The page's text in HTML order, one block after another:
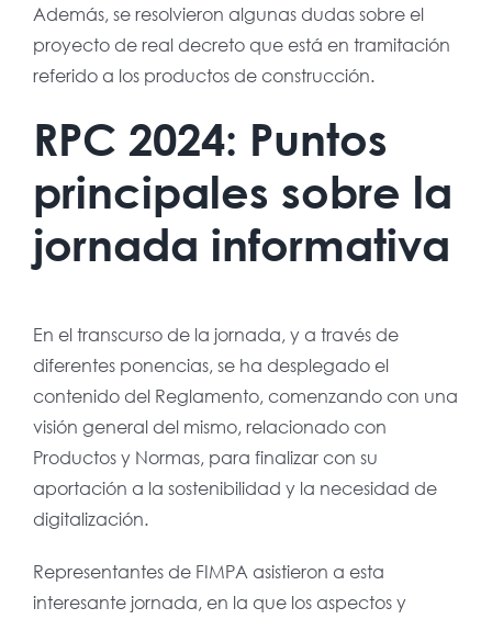
Además, se resolvieron algunas dudas sobre el
proyecto de real decreto que está en tramitación
referido a los productos de construcción.
RPC 2024: Puntos
principales sobre la
jornada informativa
En el transcurso de la jornada, y a través de
diferentes ponencias, se ha desplegado el
contenido del Reglamento, comenzando con una
visión general del mismo, relacionado con
Productos y Normas, para finalizar con su
aportación a la sostenibilidad y la necesidad de
digitalización.
Representantes de FIMPA asistieron a esta
interesante jornada, en la que los aspectos y